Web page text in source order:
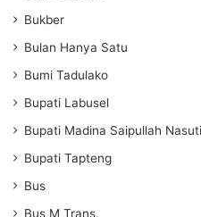
Bukber
Bulan Hanya Satu
Bumi Tadulako
Bupati Labusel
Bupati Madina Saipullah
Bupati Tapteng
Bus
Bus M Trans.